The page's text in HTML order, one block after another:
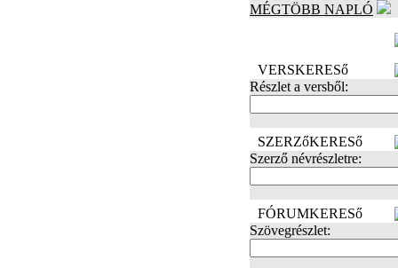
MÉGTÖBB NAPLÓ
VERSKERESő
Részlet a versből:
SZERZőKERESő
Szerző névrészletre:
FÓRUMKERESő
Szövegrészlet: